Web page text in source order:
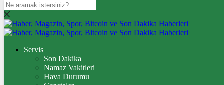
DOLAR
47,7436$% 0.18
% 0.32
STERLİN
Servis
Son Dakika
Namaz Vakitleri
Hava Durumu